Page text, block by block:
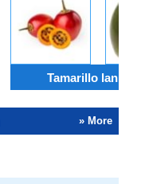
Tamarillo lan
» More